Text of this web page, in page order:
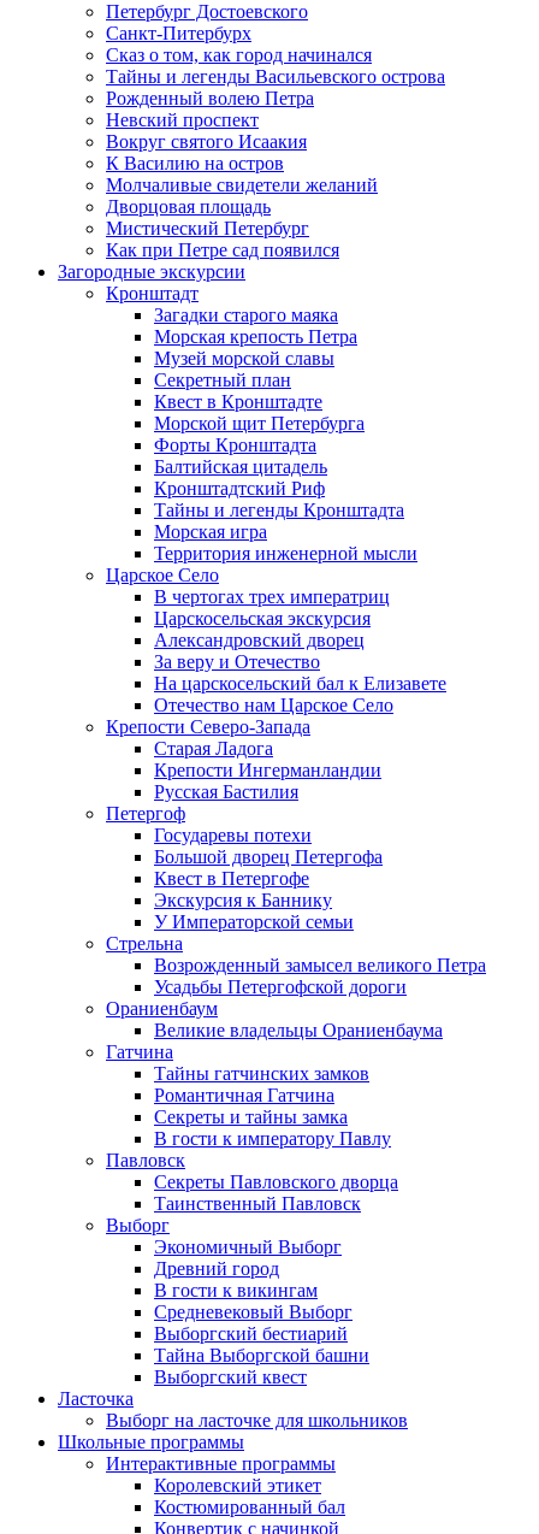
Петербург Достоевского
Санкт-Питербурх
Сказ о том, как город начинался
Тайны и легенды Васильевского острова
Рожденный волею Петра
Невский проспект
Вокруг святого Исаакия
К Василию на остров
Молчаливые свидетели желаний
Дворцовая площадь
Мистический Петербург
Как при Петре сад появился
Загородные экскурсии
Кронштадт
Загадки старого маяка
Морская крепость Петра
Музей морской славы
Секретный план
Квест в Кронштадте
Морской щит Петербурга
Форты Кронштадта
Балтийская цитадель
Кронштадтский Риф
Тайны и легенды Кронштадта
Морская игра
Территория инженерной мысли
Царское Село
В чертогах трех императриц
Царскосельская экскурсия
Александровский дворец
За веру и Отечество
На царскосельский бал к Елизавете
Отечество нам Царское Село
Крепости Северо-Запада
Старая Ладога
Крепости Ингерманландии
Русская Бастилия
Петергоф
Государевы потехи
Большой дворец Петергофа
Квест в Петергофе
Экскурсия к Баннику
У Императорской семьи
Стрельна
Возрожденный замысел великого Петра
Усадьбы Петергофской дороги
Ораниенбаум
Великие владельцы Ораниенбаума
Гатчина
Тайны гатчинских замков
Романтичная Гатчина
Секреты и тайны замка
В гости к императору Павлу
Павловск
Секреты Павловского дворца
Таинственный Павловск
Выборг
Экономичный Выборг
Древний город
В гости к викингам
Средневековый Выборг
Выборгский бестиарий
Тайна Выборгской башни
Выборгский квест
Ласточка
Выборг на ласточке для школьников
Школьные программы
Интерактивные программы
Королевский этикет
Костюмированный бал
Конвертик с начинкой